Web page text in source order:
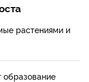
растениями и